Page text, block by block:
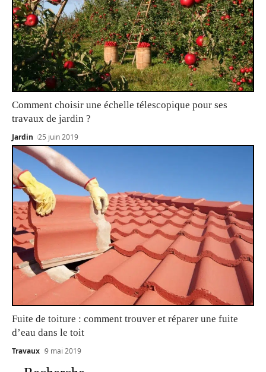
Comment choisir une échelle télescopique pour ses
travaux de jardin ?
Jardin 25 juin 2019
Fuite de toiture : comment trouver et réparer une fuite
d’eau dans le toit
Travaux 9 mai 2019